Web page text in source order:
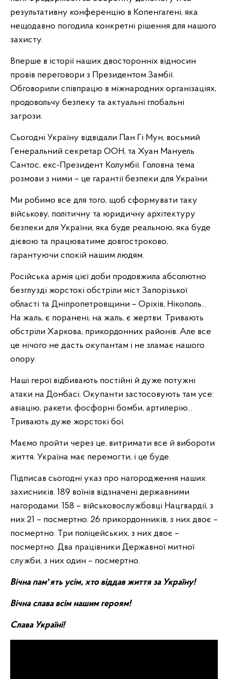
результативну конференцію в Копенгагені, яка
нещодавно погодила конкретні рішення для нашого
захисту.
Вперше в історії наших двосторонніх відносин
провів переговори з Президентом Замбії.
Обговорили співпрацю в міжнародних організаціях,
продовольчу безпеку та актуальні глобальні
загрози.
Сьогодні Україну відвідали Пан Гі Мун, восьмий
Генеральний секретар ООН, та Хуан Мануель
Сантос, екс-Президент Колумбії. Головна тема
розмови з ними – це гарантії безпеки для України.
Ми робимо все для того, щоб сформувати таку
військову, політичну та юридичну архітектуру
безпеки для України, яка буде реальною, яка буде
дієвою та працюватиме довгостроково,
гарантуючи спокій нашим людям.
Російська армія цієї доби продовжила абсолютно
безглузді жорстокі обстріли міст Запорізької
області та Дніпропетровщини – Оріхів, Нікополь...
На жаль, є поранені, на жаль, є жертви. Тривають
обстріли Харкова, прикордонних районів. Але все
це нічого не дасть окупантам і не зламає нашого
опору.
Наші герої відбивають постійні й дуже потужні
атаки на Донбасі. Окупанти застосовують там усе:
авіацію, ракети, фосфорні бомби, артилерію...
Тривають дуже жорстокі бої.
Маємо пройти через це, витримати все й вибороти
життя. Україна має перемогти, і це буде.
Підписав сьогодні указ про нагородження наших
захисників. 189 воїнів відзначені державними
нагородами. 158 – військовослужбовці Нацгвардії, з
них 21 – посмертно. 26 прикордонників, з них двоє –
посмертно. Три поліцейських, з них двоє –
посмертно. Два працівники Державної митної
служби, з них один – посмертно.
Вічна памʼять усім, хто віддав життя за Україну!
Вічна слава всім нашим героям!
Слава Україні!